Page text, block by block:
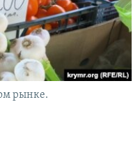
рынке.